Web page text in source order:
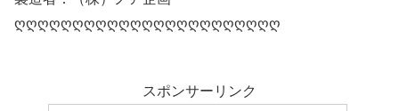
ღღღღღღღღღღღღღღღღღღღღღღღ
スポンサーリンク